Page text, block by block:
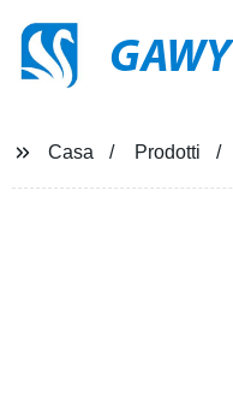
GAWY
Casa Prodotti